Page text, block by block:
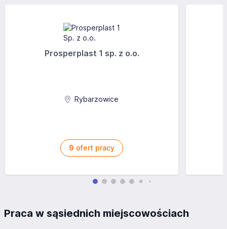
Prosperplast 1 sp. z o.o.
Rybarzowice
9 ofert pracy
Praca w sąsiednich miejscowościach